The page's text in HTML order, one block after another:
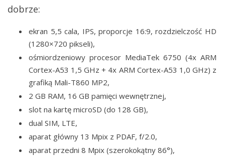
dobrze:
ekran 5,5 cala, IPS, proporcje 16:9, rozdzielczość HD
(1280×720 pikseli),
ośmiordzeniowy procesor MediaTek 6750 (4x ARM
Cortex-A53 1,5 GHz + 4x ARM Cortex-A53 1,0 GHz) z
grafiką Mali-T860 MP2,
2 GB RAM, 16 GB pamięci wewnętrznej,
slot na kartę microSD (do 128 GB),
dual SIM, LTE,
aparat główny 13 Mpix z PDAF, f/2.0,
aparat przedni 8 Mpix (szerokokątny 86°),